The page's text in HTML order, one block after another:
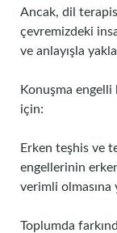
Ancak, dil
çevremizdeki
ve anlayışla
Konuşma
için:
Erken teşhis ve
engellerinin
verimli olmasına
Toplumda